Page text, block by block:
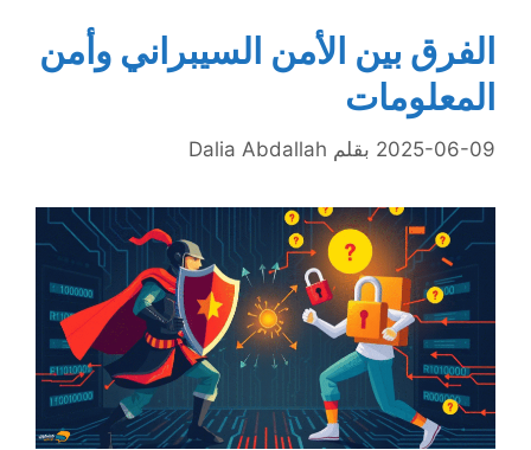
الفرق بين الأمن السيبراني وأمن
المعلومات
2025-06-09 بقلم Dalia Abdallah